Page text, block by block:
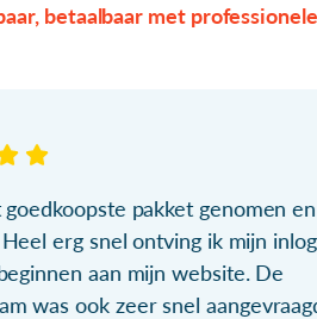
betaalbaar met
pakket genomen
erg snel ontving ik mijn
aan mijn website. De
was ook zeer snel